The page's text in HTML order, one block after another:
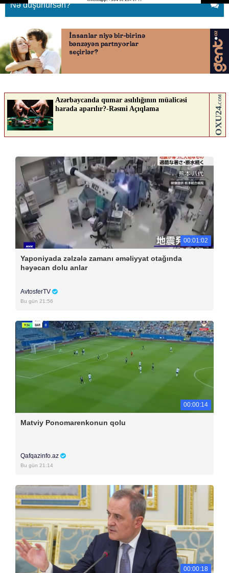
Nə düşünürsən?
00:01:02
Yaponiyada zəlzələ zamanı əməliyyat otağında
həyəcan dolu anlar
AvtosferTV
Bu gün 21:56
00:00:14
Matviy Ponomarenkonun qolu
Qafqazinfo.az
Bu gün 21:14
00:00:18